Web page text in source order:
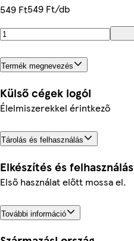
549 Ft549 Ft/db
Termék megnevezés
Külső cégek logói
Élelmiszerekkel érintkező
Tárolás és felhasználás
Elkészítés és felhasználás
Első használat előtt mossa el.
További információ